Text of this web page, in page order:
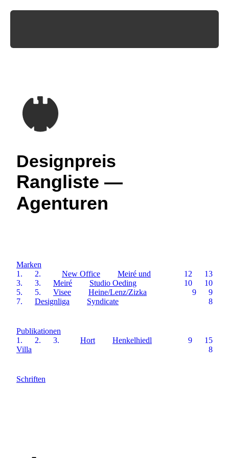
Designpreis
Rangliste —
Agenturen
Marken
1.
13
New Office
2. 12
Meiré und
Meiré
3. 10
Studio Oeding
3.
10
Visee
5. 9
Heine/Lenz/Zizka
5.
9
Designliga
7. 8
Syndicate
Publikationen
1.
15
Hort
2. 9
Henkelhiedl
3.
8
Villa
Schriften